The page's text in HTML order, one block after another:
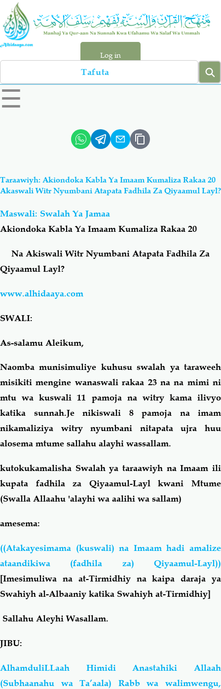
Skip
main
content
Log in
Search
left
sidebar
☰
Hadiyth
Aqiydah Manhaj
Shirki & Kufru
Fiqh-Ibaadah
Familia-Jamii Maswali-Majibu
Chemsha Bongo Vitabu
Mapishi
Taraawiyh: Akiondoka Kabla Ya Imaam Kumaliza Rakaa 20
Akaswali Witr Nyumbani Atapata Fadhila Za Qiyaamul Layl?
Maswali: Swalah Ya Jamaa
Akiondoka Kabla Ya Imaam Kumaliza Rakaa 20
Na Akiswali Witr Nyumbani Atapata Fadhila Za
Qiyaamul Layl?
www.alhidaaya.com
SWALI:
As-salamu Aleikum,
Naomba munisimuliye kuhusu swalah ya taraweeh
misikiti mengine wanaswali rakaa 23 na na mimi ni
mtu wa kuswali 11 pamoja na witry kama ilivyo
katika sunnah.Je nikiswali 8 pamoja na imam
nikamaliziya witry nyumbani nitapata ujra huu
alosema mtume sallahu alayhi wassallam.
kutokukamalisha Swalah ya taraawiyh na Imaam ili
kupata fadhila za Qiyaamul-Layl kwani Mtume
(Swalla Allaahu 'alayhi wa aalihi wa sallam)
amesema:
((Atakayesimama (kuswali) na Imaam hadi amalize
ataandikiwa (fadhila za) Qiyaamul-Layl))
[Imesimuliwa na at-Tirmidhiy na kaipa daraja ya
Swahiyh al-Albaaniy katika Swahiyh at-Tirmidhiy]
Sallahu Aleyhi Wasallam.
JIBU:
AlhamduliLLaah Himidi Anastahiki Allaah
(Subhaanahu wa Ta’aala) Rabb wa walimwengu,